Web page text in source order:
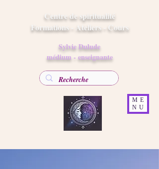
Centre de spiritualité
Formations - Ateliers - Cours
Sylvie Dulude
médium - enseignante
ME
NU